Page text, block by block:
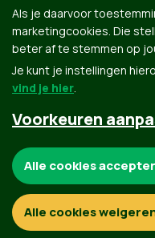
Groen.be
© Copyright Groen 2026 | Gemaakt met
Contact
Als je daarvoor
marketingcookies. Die
beter af te stemmen op
Je kunt je instellingen
vind je hier.
Voorkeuren
Functionele en analytische
Alle cookies
Alle cookies